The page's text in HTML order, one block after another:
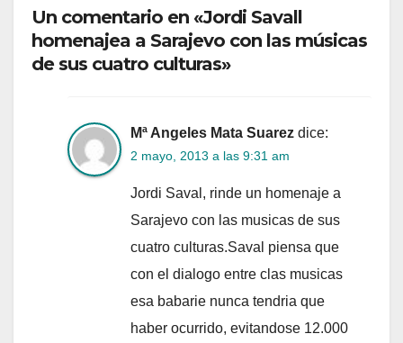
Un comentario en «Jordi Savall
homenajea a Sarajevo con las músicas
de sus cuatro culturas»
Mª Angeles Mata Suarez dice:
2 mayo, 2013 a las 9:31 am
Jordi Saval, rinde un homenaje a
Sarajevo con las musicas de sus
cuatro culturas.Saval piensa que
con el dialogo entre clas musicas
esa babarie nunca tendria que
haber ocurrido, evitandose 12.000